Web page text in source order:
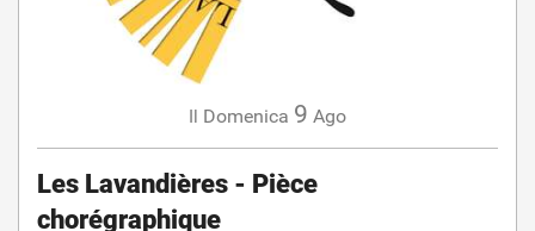
Il Domenica 9 Ago
Les Lavandières - Pièce
chorégraphique